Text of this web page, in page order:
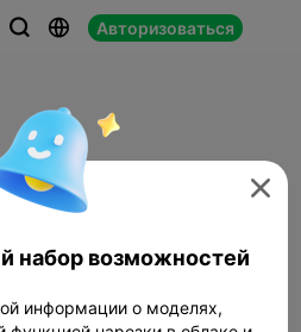
  Авторизоваться

набор возможностей
информации о моделях,